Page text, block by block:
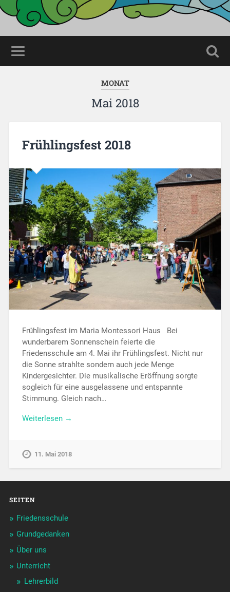
MONAT
Mai 2018
Frühlingsfest 2018
Frühlingsfest im Maria Montessori Haus Bei
wunderbarem Sonnenschein feierte die
Friedensschule am 4. Mai ihr Frühlingsfest. Nicht nur
die Sonne strahlte sondern auch jede Menge
Kindergesichter. Die musikalische Eröffnung sorgte
sogleich für eine ausgelassene und entspannte
Stimmung. Gleich nach…
Weiterlesen →
11. Mai 2018
SEITEN
Friedensschule
Grundgedanken
Über uns
Unterricht
Lehrerbild